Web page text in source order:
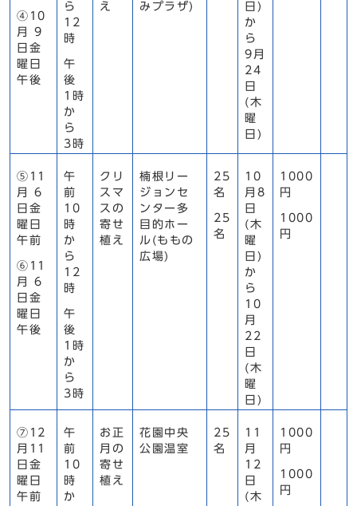
④10
月 9
日金
曜日
午後
ら
12
時
午
後
1時
か
ら
3時
え
みプラザ)
日)
か
ら
9月
24
日
(木
曜
日)
⑤11
月 6
日金
曜日
午前
⑥11
月 6
日金
曜日
午後
午
前
10
時
か
ら
12
時
午
後
1時
か
ら
3時
クリ
スマ
スの
寄せ
植え
楠根リー
ジョンセ
ンター多
目的ホー
ル(ももの
広場)
25
名
25
名
10
月8
日
(木
曜
日)
か
ら
10
月
22
日
(木
曜
日)
1000
円
1000
円
⑦12
月11
日金
曜日
午前
午
前
10
時
か
お正
月の
寄せ
植え
花園中央
公園温室
25
名
11
月
12
日
(木
1000
円
1000
円